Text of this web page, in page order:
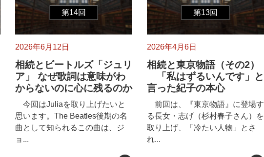
第14回
2026年6月12日
相続とビートルズ「ジュリ
ア」 なぜ歌詞は意味がわ
からないのに心に残るのか
今回はJuliaを取り上げたいと
思います。The Beatles後期の名
曲として知られるこの曲は、ジ
ョ...
第13回
2026年4月6日
相続と東京物語（その2）
「私はずるいんです」と
言った紀子の本心
前回は、『東京物語』に登場す
る長女・志げ（杉村春子さん）を
取り上げ、「冷たい人物」とさ
れ...